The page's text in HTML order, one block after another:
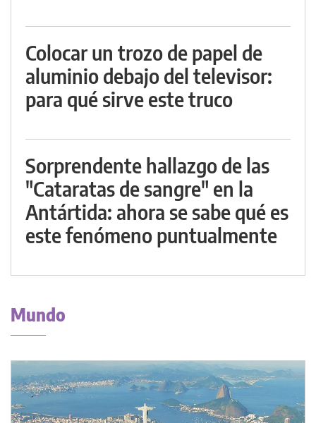
Colocar un trozo de papel de
aluminio debajo del televisor:
para qué sirve este truco
Sorprendente hallazgo de las
"Cataratas de sangre" en la
Antártida: ahora se sabe qué es
este fenómeno puntualmente
Mundo